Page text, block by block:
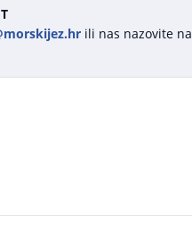
ili nas nazovite na